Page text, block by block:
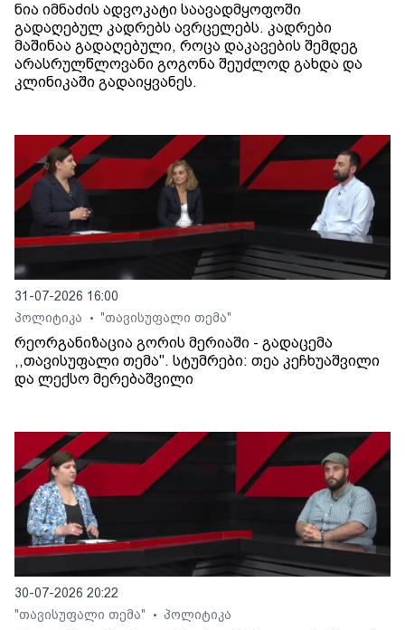
ნია იმნაძის ადვოკატი საავადმყოფოში
გადაღებულ კადრებს ავრცელებს. კადრები
მაშინაა გადაღებული, როცა დაკავების შემდეგ
არასრულწლოვანი გოგონა შეუძლოდ გახდა და
კლინიკაში გადაიყვანეს.
31-07-2026 16:00
პოლიტიკა
• "თავისუფალი თემა"
რეორგანიზაცია გორის მერიაში - გადაცემა
,,თავისუფალი თემა". სტუმრები: თეა კეჩხუაშვილი
და ლექსო მერებაშვილი
30-07-2026 20:22
"თავისუფალი თემა"
• პოლიტიკა